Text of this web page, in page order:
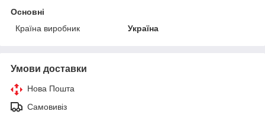
Основні
Країна виробник
Україна
Умови доставки
Нова Пошта
Самовивіз